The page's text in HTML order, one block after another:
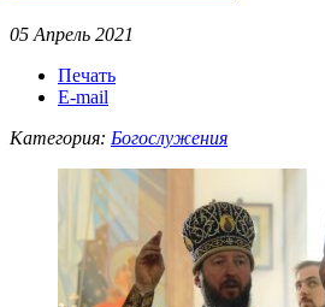
05 Апрель 2021
Печать
E-mail
Категория: Богослужения